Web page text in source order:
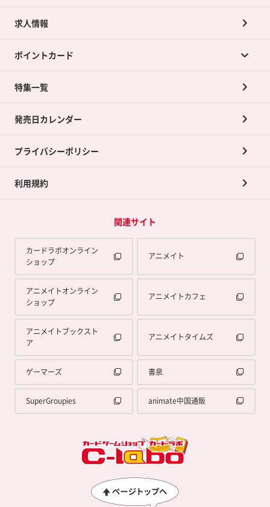
カードラボの買取サービスTOP
店舗買取について
ネット買取について
買取承諾書について
求人情報
ポイントカード
ポイントカードTOP
ポイント交換景品
特集一覧
発売日カレンダー
プライバシーポリシー
利用規約
関連サイト
カードラボオンライン
ショップ
アニメイト
アニメイトオンライン
ショップ
アニメイトカフェ
アニメイトブックスト
ア
アニメイトタイムズ
ゲーマーズ 書泉
SuperGroupies animate中国通販